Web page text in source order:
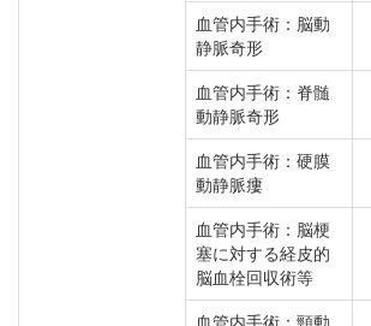
血管内手術：脳動
静脈奇形
血管内手術：脊髄
動静脈奇形
血管内手術：硬膜
動静脈瘻
血管内手術：脳梗
塞に対する経皮的
脳血栓回収術等